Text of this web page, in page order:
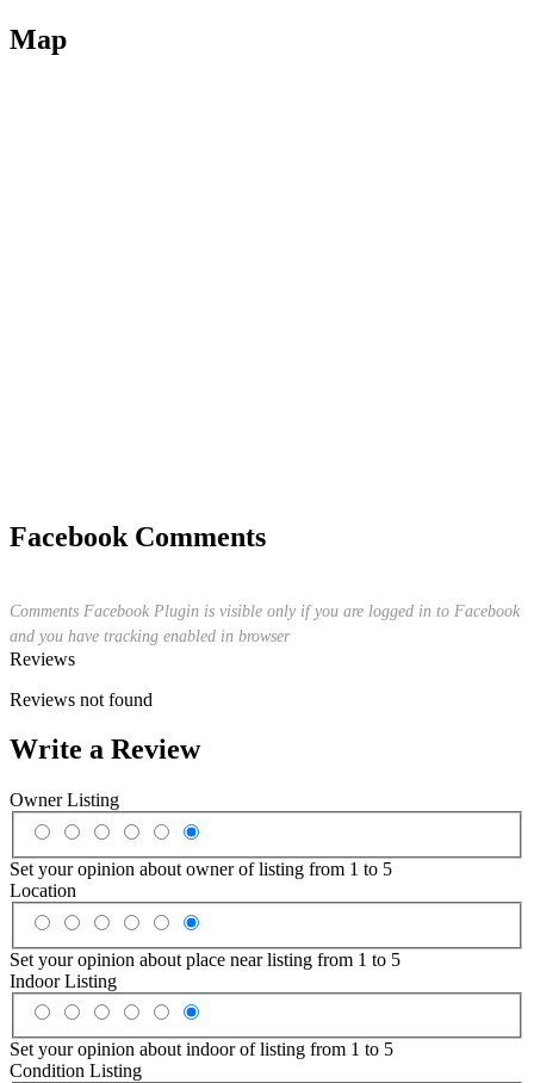
Map
Facebook Comments
Comments Facebook Plugin is visible only if you are logged in to Facebook
and you have tracking enabled in browser
Reviews
Reviews not found
Write a Review
Owner Listing
Set your opinion about owner of listing from 1 to 5
Location
Set your opinion about place near listing from 1 to 5
Indoor Listing
Set your opinion about indoor of listing from 1 to 5
Condition Listing